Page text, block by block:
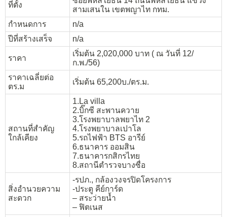
ที่ตั้ง
สามเสนใน เขตพญาไท กทม.
กำหนดการ
n/a
ปีที่สร้างเสร็จ
n/a
ราคา
เริ่มต้น 2,020,000 บาท ( ณ วันที่ 12/
ก.พ./56)
ราคาเฉลี่ยต่อ
ตร.ม
เริ่มต้น 65,200บ./ตร.ม.
สถานที่สำคัญ
ใกล้เคียง
1.La villa
2.บิ๊กซี สะพานควาย
3.โรงพยาบาลพยาไท 2
4.โรงพยาบาลเปาโล
5.รถไฟฟ้า BTS อารีย์
6.ธนาคาร ออมสิน
7.ธนาคารกสิกรไทย
8.สถานีตำรวจบางซื่อ
สิ่งอำนวยความ
สะดวก
-รปภ., กล้องวงจรปิดโครงการ
-ประตู คีย์การ์ด
– สระว่ายน้ำ
– ฟิตเนส